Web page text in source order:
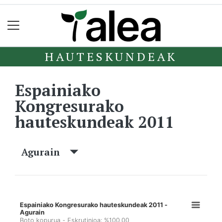
HAUTESKUNDEAK
Espainiako
Kongresurako
hauteskundeak 2011
Agurain
Espainiako Kongresurako hauteskundeak 2011 -
Agurain
Boto kopurua - Eskrutinioa: %100,00